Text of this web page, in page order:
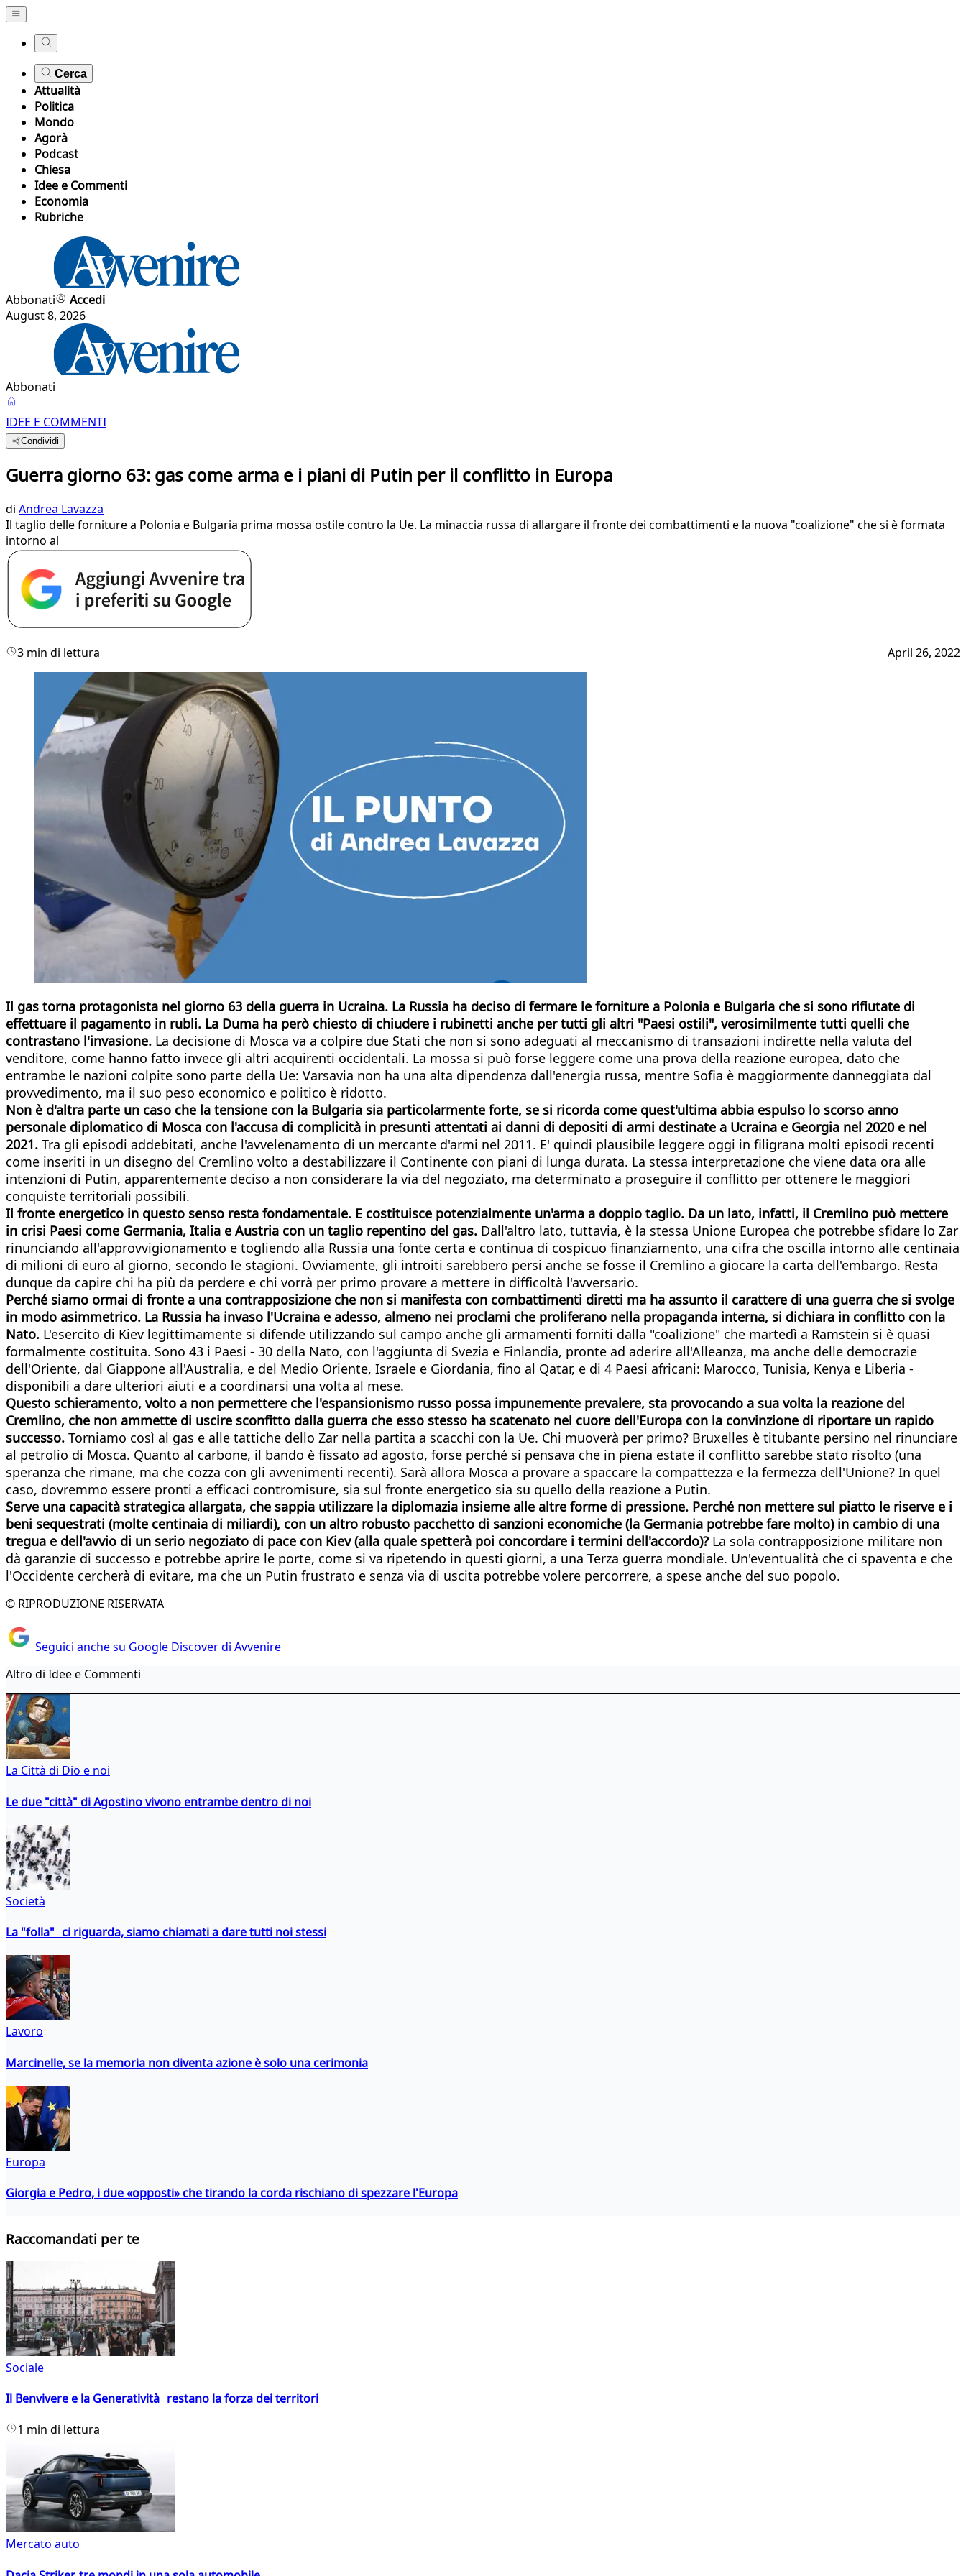
Cerca
Attualità
Politica
Mondo
Agorà
Podcast
Chiesa
Idee e Commenti
Economia
Rubriche
Abbonati
Accedi
August 8, 2026
Abbonati
IDEE E COMMENTI
Condividi
Guerra giorno 63: gas come arma e i piani di Putin per il conflitto in Europa
di Andrea Lavazza
Il taglio delle forniture a Polonia e Bulgaria prima mossa ostile contro la Ue. La minaccia russa di allargare il fronte dei combattimenti e la nuova "coalizione" che si è formata
intorno al
3 min di lettura April 26, 2022
Il gas torna protagonista nel giorno 63 della guerra in Ucraina. La Russia ha deciso di fermare le forniture a Polonia e Bulgaria che si sono rifiutate di
effettuare il pagamento in rubli. La Duma ha però chiesto di chiudere i rubinetti anche per tutti gli altri "Paesi ostili", verosimilmente tutti quelli che
contrastano l'invasione. La decisione di Mosca va a colpire due Stati che non si sono adeguati al meccanismo di transazioni indirette nella valuta del
venditore, come hanno fatto invece gli altri acquirenti occidentali. La mossa si può forse leggere come una prova della reazione europea, dato che
entrambe le nazioni colpite sono parte della Ue: Varsavia non ha una alta dipendenza dall'energia russa, mentre Sofia è maggiormente danneggiata dal
provvedimento, ma il suo peso economico e politico è ridotto.
Non è d'altra parte un caso che la tensione con la Bulgaria sia particolarmente forte, se si ricorda come quest'ultima abbia espulso lo scorso anno
personale diplomatico di Mosca con l'accusa di complicità in presunti attentati ai danni di depositi di armi destinate a Ucraina e Georgia nel 2020 e nel
2021. Tra gli episodi addebitati, anche l'avvelenamento di un mercante d'armi nel 2011. E' quindi plausibile leggere oggi in filigrana molti episodi recenti
come inseriti in un disegno del Cremlino volto a destabilizzare il Continente con piani di lunga durata. La stessa interpretazione che viene data ora alle
intenzioni di Putin, apparentemente deciso a non considerare la via del negoziato, ma determinato a proseguire il conflitto per ottenere le maggiori
conquiste territoriali possibili.
Il fronte energetico in questo senso resta fondamentale. E costituisce potenzialmente un'arma a doppio taglio. Da un lato, infatti, il Cremlino può mettere
in crisi Paesi come Germania, Italia e Austria con un taglio repentino del gas. Dall'altro lato, tuttavia, è la stessa Unione Europea che potrebbe sfidare lo Zar
rinunciando all'approvvigionamento e togliendo alla Russia una fonte certa e continua di cospicuo finanziamento, una cifra che oscilla intorno alle centinaia
di milioni di euro al giorno, secondo le stagioni. Ovviamente, gli introiti sarebbero persi anche se fosse il Cremlino a giocare la carta dell'embargo. Resta
dunque da capire chi ha più da perdere e chi vorrà per primo provare a mettere in difficoltà l'avversario.
Perché siamo ormai di fronte a una contrapposizione che non si manifesta con combattimenti diretti ma ha assunto il carattere di una guerra che si svolge
in modo asimmetrico. La Russia ha invaso l'Ucraina e adesso, almeno nei proclami che proliferano nella propaganda interna, si dichiara in conflitto con la
Nato. L'esercito di Kiev legittimamente si difende utilizzando sul campo anche gli armamenti forniti dalla "coalizione" che martedì a Ramstein si è quasi
formalmente costituita. Sono 43 i Paesi - 30 della Nato, con l'aggiunta di Svezia e Finlandia, pronte ad aderire all'Alleanza, ma anche delle democrazie
dell'Oriente, dal Giappone all'Australia, e del Medio Oriente, Israele e Giordania, fino al Qatar, e di 4 Paesi africani: Marocco, Tunisia, Kenya e Liberia -
disponibili a dare ulteriori aiuti e a coordinarsi una volta al mese.
Questo schieramento, volto a non permettere che l'espansionismo russo possa impunemente prevalere, sta provocando a sua volta la reazione del
Cremlino, che non ammette di uscire sconfitto dalla guerra che esso stesso ha scatenato nel cuore dell'Europa con la convinzione di riportare un rapido
successo. Torniamo così al gas e alle tattiche dello Zar nella partita a scacchi con la Ue. Chi muoverà per primo? Bruxelles è titubante persino nel rinunciare
al petrolio di Mosca. Quanto al carbone, il bando è fissato ad agosto, forse perché si pensava che in piena estate il conflitto sarebbe stato risolto (una
speranza che rimane, ma che cozza con gli avvenimenti recenti). Sarà allora Mosca a provare a spaccare la compattezza e la fermezza dell'Unione? In quel
caso, dovremmo essere pronti a efficaci contromisure, sia sul fronte energetico sia su quello della reazione a Putin.
Serve una capacità strategica allargata, che sappia utilizzare la diplomazia insieme alle altre forme di pressione. Perché non mettere sul piatto le riserve e i
beni sequestrati (molte centinaia di miliardi), con un altro robusto pacchetto di sanzioni economiche (la Germania potrebbe fare molto) in cambio di una
tregua e dell'avvio di un serio negoziato di pace con Kiev (alla quale spetterà poi concordare i termini dell'accordo)? La sola contrapposizione militare non
dà garanzie di successo e potrebbe aprire le porte, come si va ripetendo in questi giorni, a una Terza guerra mondiale. Un'eventualità che ci spaventa e che
l'Occidente cercherà di evitare, ma che un Putin frustrato e senza via di uscita potrebbe volere percorrere, a spese anche del suo popolo.
© RIPRODUZIONE RISERVATA
Seguici anche su Google Discover di Avvenire
Altro di Idee e Commenti
La Città di Dio e noi
Le due "città" di Agostino vivono entrambe dentro di noi
Società
La "folla" ci riguarda, siamo chiamati a dare tutti noi stessi
Lavoro
Marcinelle, se la memoria non diventa azione è solo una cerimonia
Europa
Giorgia e Pedro, i due «opposti» che tirando la corda rischiano di spezzare l'Europa
Raccomandati per te
Sociale
Il Benvivere e la Generatività restano la forza dei territori
1 min di lettura
Mercato auto